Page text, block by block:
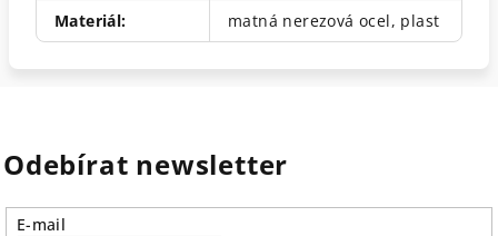
Materiál: matná nerezová ocel, plast
Odebírat newsletter
E-mail